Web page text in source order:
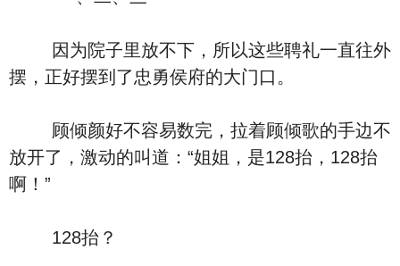
因为院子里放不下，所以这些聘礼一直往外
摆，正好摆到了忠勇侯府的大门口。
顾倾颜好不容易数完，拉着顾倾歌的手边不
放开了，激动的叫道：“姐姐，是128抬，128抬
啊！”
128抬？